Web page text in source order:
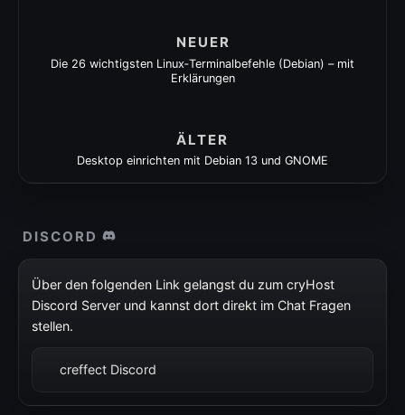
NEUER
Die 26 wichtigsten Linux‑Terminalbefehle (Debian) – mit
Erklärungen
ÄLTER
Desktop einrichten mit Debian 13 und GNOME
DISCORD
Über den folgenden Link gelangst du zum cryHost
Discord Server und kannst dort direkt im Chat Fragen
stellen.
creffect Discord